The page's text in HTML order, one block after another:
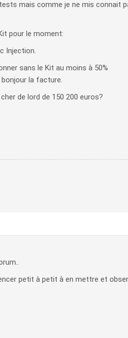
mais comme je ne mis connait
pour le moment:
Injection.
sans le Kit au moins à 50%
la facture.
de lord de 150 200 euros?
petit à petit à en mettre et